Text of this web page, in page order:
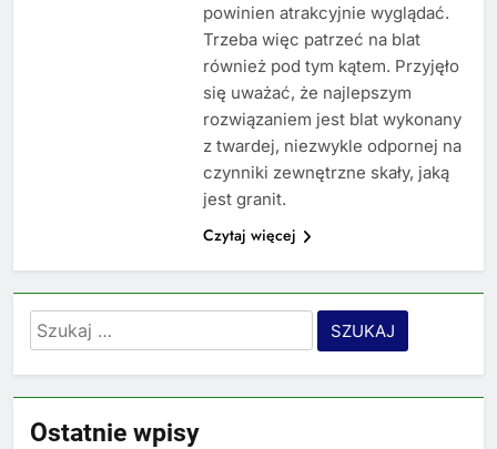
powinien atrakcyjnie wyglądać.
Trzeba więc patrzeć na blat
również pod tym kątem. Przyjęło
się uważać, że najlepszym
rozwiązaniem jest blat wykonany
z twardej, niezwykle odpornej na
czynniki zewnętrzne skały, jaką
jest granit.
Czytaj więcej
Szukaj:
Ostatnie wpisy